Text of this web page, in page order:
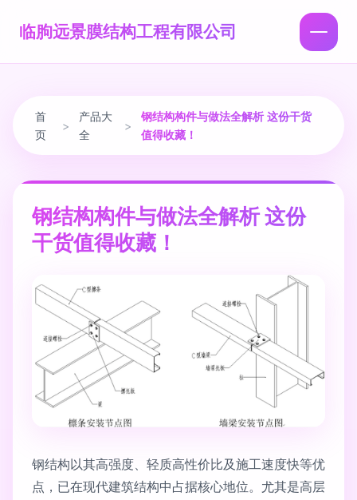
临朐远景膜结构工程有限公司
首
页
>
产品大
全
>
钢结构构件与做法全解析 这份干货
值得收藏！
钢结构构件与做法全解析 这份
干货值得收藏！
钢结构以其高强度、轻质高性价比及施工速度快等优
点，已在现代建筑结构中占据核心地位。尤其是高层